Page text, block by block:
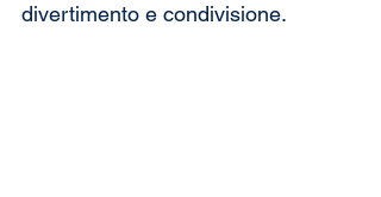
divertimento e condivisione.